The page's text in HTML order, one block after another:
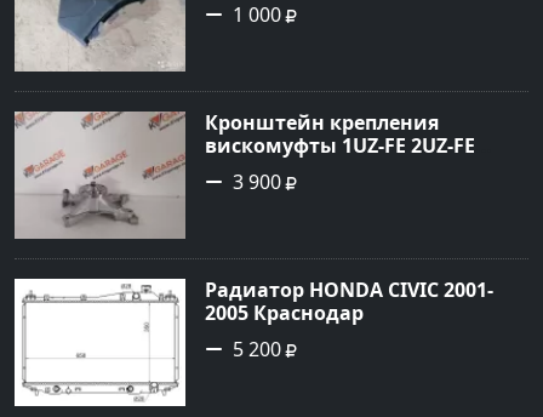
1 000
Кронштейн крепления
вискомуфты 1UZ-FE 2UZ-FE
Краснодар
3 900
Радиатор HONDA CIVIC 2001-
2005 Краснодар
5 200